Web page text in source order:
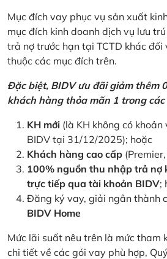
Mục đích vay phục vụ sản xuất
mục đích kinh doanh dịch vụ lưu
trả nợ trước hạn tại TCTD khác đối
thuộc các mục đích trên.
Đặc biệt, BIDV ưu đãi giảm thêm
khách hàng thỏa mãn 1 trong
KH mới (là KH không có
BIDV tại 31/12/2025); hoặc
Khách hàng cao cấp
100% nguồn thu nhập trả nợ
trực tiếp qua tài khoản BIDV;
Đăng ký vay, giải ngân thành
BIDV Home
Mức lãi suất nêu trên là mức tham
chi tiết về các gói vay phù hợp,